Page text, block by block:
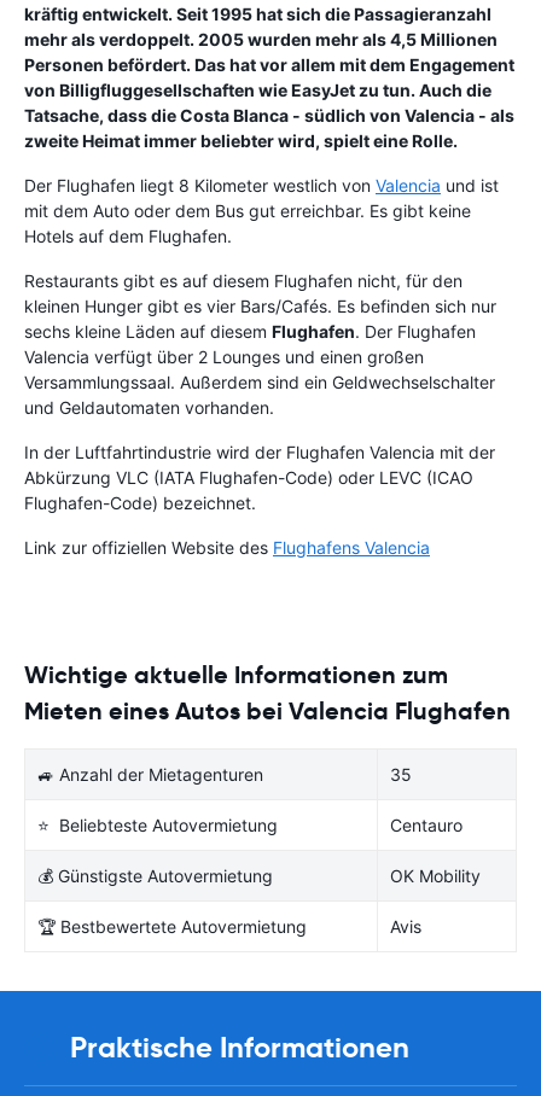
kräftig entwickelt. Seit 1995 hat sich die Passagieranzahl
mehr als verdoppelt. 2005 wurden mehr als 4,5 Millionen
Personen befördert. Das hat vor allem mit dem Engagement
von Billigfluggesellschaften wie EasyJet zu tun. Auch die
Tatsache, dass die Costa Blanca - südlich von Valencia - als
zweite Heimat immer beliebter wird, spielt eine Rolle.
Der Flughafen liegt 8 Kilometer westlich von Valencia und ist
mit dem Auto oder dem Bus gut erreichbar. Es gibt keine
Hotels auf dem Flughafen.
Restaurants gibt es auf diesem Flughafen nicht, für den
kleinen Hunger gibt es vier Bars/Cafés. Es befinden sich nur
sechs kleine Läden auf diesem Flughafen. Der Flughafen
Valencia verfügt über 2 Lounges und einen großen
Versammlungssaal. Außerdem sind ein Geldwechselschalter
und Geldautomaten vorhanden.
In der Luftfahrtindustrie wird der Flughafen Valencia mit der
Abkürzung VLC (IATA Flughafen-Code) oder LEVC (ICAO
Flughafen-Code) bezeichnet.
Link zur offiziellen Website des Flughafens Valencia
Wichtige aktuelle Informationen zum
Mieten eines Autos bei Valencia Flughafen
🚙 Anzahl der Mietagenturen 35
⭐ Beliebteste Autovermietung Centauro
💰 Günstigste Autovermietung OK Mobility
🏆 Bestbewertete Autovermietung Avis
Praktische Informationen